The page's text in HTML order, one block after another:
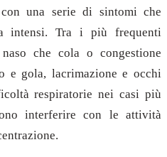
una serie di sintomi che
intensi. Tra i più frequenti
che cola o congestione
e gola, lacrimazione e occhi
respiratorie nei casi più
interferire con le attività